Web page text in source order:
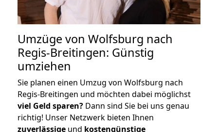
Umzüge von Wolfsburg nach
Regis-Breitingen: Günstig
umziehen
Sie planen einen Umzug von Wolfsburg nach
Regis-Breitingen und möchten dabei möglichst
viel Geld sparen? Dann sind Sie bei uns genau
richtig! Unser Netzwerk bieten Ihnen
zuverlässige und kostengünstige